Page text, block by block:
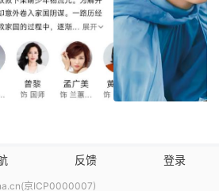
反馈 登录
京ICP0000007)